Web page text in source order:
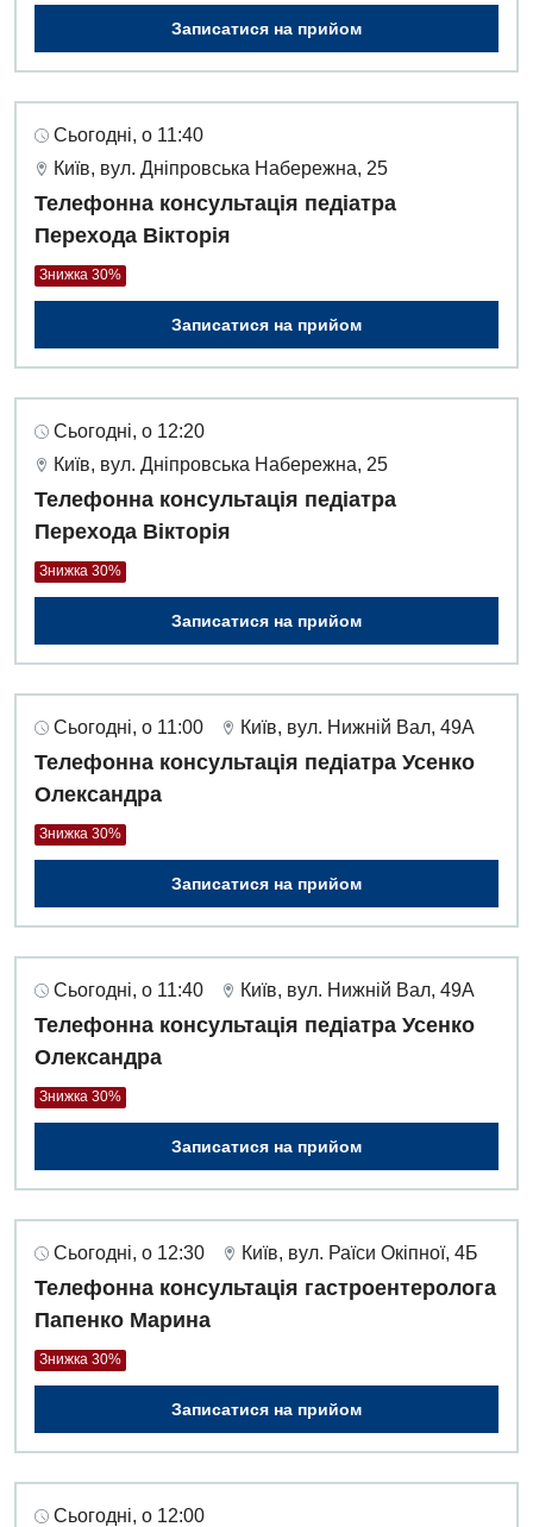
Записатися на прийом
Сьогодні, о 11:40
Київ, вул. Дніпровська Набережна, 25
Телефонна консультація педіатра
Перехода Вікторія
Знижка 30%
Записатися на прийом
Сьогодні, о 12:20
Київ, вул. Дніпровська Набережна, 25
Телефонна консультація педіатра
Перехода Вікторія
Знижка 30%
Записатися на прийом
Сьогодні, о 11:00 Київ, вул. Нижній Вал, 49А
Телефонна консультація педіатра Усенко
Олександра
Знижка 30%
Записатися на прийом
Сьогодні, о 11:40 Київ, вул. Нижній Вал, 49А
Телефонна консультація педіатра Усенко
Олександра
Знижка 30%
Записатися на прийом
Сьогодні, о 12:30 Київ, вул. Раїси Окіпної, 4Б
Телефонна консультація гастроентеролога
Папенко Марина
Знижка 30%
Записатися на прийом
Сьогодні, о 12:00